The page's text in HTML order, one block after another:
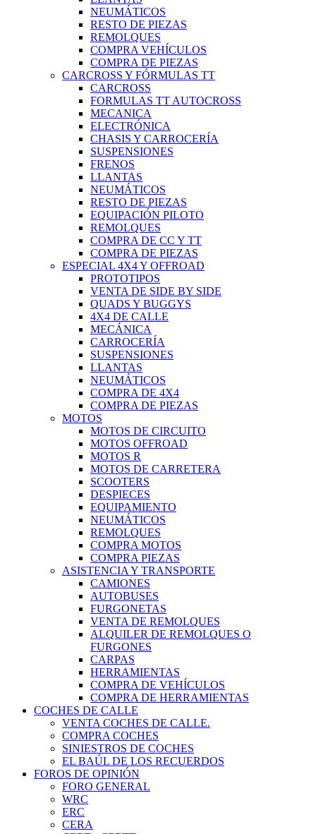
NEUMÁTICOS
RESTO DE PIEZAS
REMOLQUES
COMPRA VEHÍCULOS
COMPRA DE PIEZAS
CARCROSS Y FÓRMULAS TT
CARCROSS
FORMULAS TT AUTOCROSS
MECANICA
ELECTRÓNICA
CHASIS Y CARROCERÍA
SUSPENSIONES
FRENOS
LLANTAS
NEUMÁTICOS
RESTO DE PIEZAS
EQUIPACIÓN PILOTO
REMOLQUES
COMPRA DE CC Y TT
COMPRA DE PIEZAS
ESPECIAL 4X4 Y OFFROAD
PROTOTIPOS
VENTA DE SIDE BY SIDE
QUADS Y BUGGYS
4X4 DE CALLE
MECÁNICA
CARROCERÍA
SUSPENSIONES
LLANTAS
NEUMÁTICOS
COMPRA DE 4X4
COMPRA DE PIEZAS
MOTOS
MOTOS DE CIRCUITO
MOTOS OFFROAD
MOTOS R
MOTOS DE CARRETERA
SCOOTERS
DESPIECES
EQUIPAMIENTO
NEUMÁTICOS
REMOLQUES
COMPRA MOTOS
COMPRA PIEZAS
ASISTENCIA Y TRANSPORTE
CAMIONES
AUTOBUSES
FURGONETAS
VENTA DE REMOLQUES
ALQUILER DE REMOLQUES O
FURGONES
CARPAS
HERRAMIENTAS
COMPRA DE VEHÍCULOS
COMPRA DE HERRAMIENTAS
COCHES DE CALLE
VENTA COCHES DE CALLE.
COMPRA COCHES
SINIESTROS DE COCHES
EL BAÚL DE LOS RECUERDOS
FOROS DE OPINIÓN
FORO GENERAL
WRC
ERC
CERA